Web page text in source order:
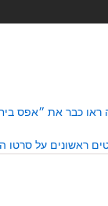
כבר את ״אפס
ראשונים על סרטו